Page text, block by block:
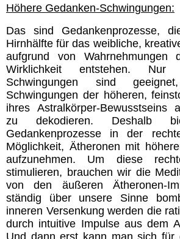
Höhere Gedanken-Schwingungen:
Das sind Gedankenprozesse,
Hirnhälfte für das weibliche,
aufgrund von Wahrnehmungen
Wirklichkeit entstehen. Nur
Schwingungen sind
Schwingungen der höheren,
ihres Astralkörper-Bewusstseins
zu dekodieren. Deshalb
Gedankenprozesse in der
Möglichkeit, Ätheronen mit
aufzunehmen. Um diese
stimulieren, brauchen wir die
von den äußeren Ätheronen-
ständig über unsere Sinne
inneren Versenkung werden die
durch intuitive Impulse aus dem
Und dann erst kann man sich für